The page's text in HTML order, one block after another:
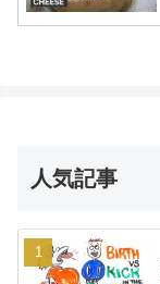
人気記事